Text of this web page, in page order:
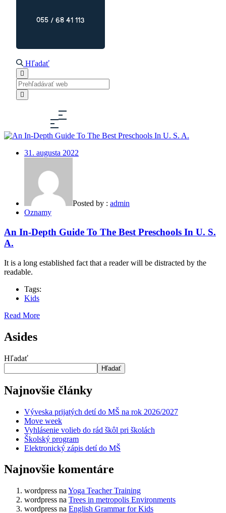
055 / 68 41 113
Hľadať
31. augusta 2022
Posted by : admin
Oznamy
An In-Depth Guide To The Best Preschools In U. S.
A.
It is a long established fact that a reader will be distracted by the
readable.
Tags:
Kids
Read More
Asides
Hľadať
Hľadať
Najnovšie články
Výveska prijatých detí do MŠ na rok 2026/2027
Move week
Vyhlásenie volieb do rád škôl pri školách
Školský program
Elektronický zápis detí do MŠ
Najnovšie komentáre
wordpress na Yoga Teacher Training
wordpress na Trees in metropolis Environments
wordpress na English Grammar for Kids